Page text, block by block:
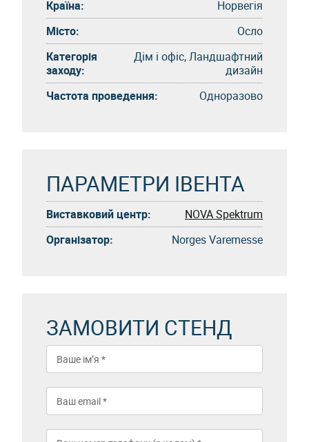
Країна:
Норвегія
Місто:
Осло
Категорія
заходу:
Дім і офіс, Ландшафтний
дизайн
Частота проведення:
Одноразово
ПАРАМЕТРИ ІВЕНТА
Виставковий центр:
NOVA Spektrum
Організатор:
Norges Varemesse
ЗАМОВИТИ СТЕНД